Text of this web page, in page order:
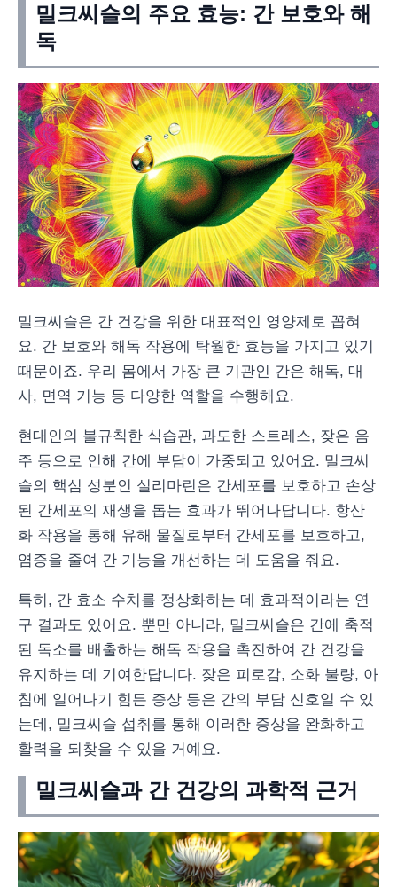
밀크씨슬의 주요 효능: 간 보호와 해
독
밀크씨슬은 간 건강을 위한 대표적인 영양제로 꼽혀
요. 간 보호와 해독 작용에 탁월한 효능을 가지고 있기
때문이죠. 우리 몸에서 가장 큰 기관인 간은 해독, 대
사, 면역 기능 등 다양한 역할을 수행해요.
현대인의 불규칙한 식습관, 과도한 스트레스, 잦은 음
주 등으로 인해 간에 부담이 가중되고 있어요. 밀크씨
슬의 핵심 성분인 실리마린은 간세포를 보호하고 손상
된 간세포의 재생을 돕는 효과가 뛰어나답니다. 항산
화 작용을 통해 유해 물질로부터 간세포를 보호하고,
염증을 줄여 간 기능을 개선하는 데 도움을 줘요.
특히, 간 효소 수치를 정상화하는 데 효과적이라는 연
구 결과도 있어요. 뿐만 아니라, 밀크씨슬은 간에 축적
된 독소를 배출하는 해독 작용을 촉진하여 간 건강을
유지하는 데 기여한답니다. 잦은 피로감, 소화 불량, 아
침에 일어나기 힘든 증상 등은 간의 부담 신호일 수 있
는데, 밀크씨슬 섭취를 통해 이러한 증상을 완화하고
활력을 되찾을 수 있을 거예요.
밀크씨슬과 간 건강의 과학적 근거